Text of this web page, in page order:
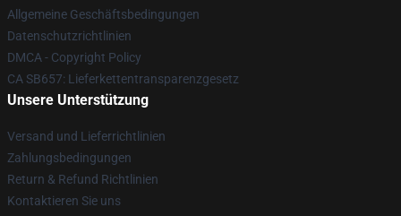
Allgemeine Geschäftsbedingungen
Datenschutzrichtlinien
DMCA - Copyright Policy
CA SB657: Lieferkettentransparenzgesetz
Unsere Unterstützung
Versand und Lieferrichtlinien
Zahlungsbedingungen
Return & Refund Richtlinien
Kontaktieren Sie uns